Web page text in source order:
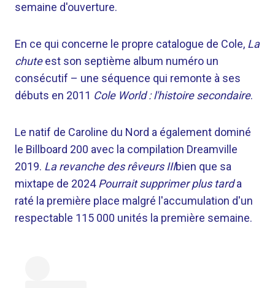
semaine d'ouverture.
En ce qui concerne le propre catalogue de Cole, La
chuteest son septième album numéro un
consécutif – une séquence qui remonte à ses
débuts en 2011 Cole World : l'histoire secondaire.
Le natif de Caroline du Nord a également dominé
le Billboard 200 avec la compilation Dreamville
2019. La revanche des rêveurs IIIbien que sa
mixtape de 2024Pourrait supprimer plus tarda
raté la première place malgré l'accumulation d'un
respectable 115 000 unités la première semaine.